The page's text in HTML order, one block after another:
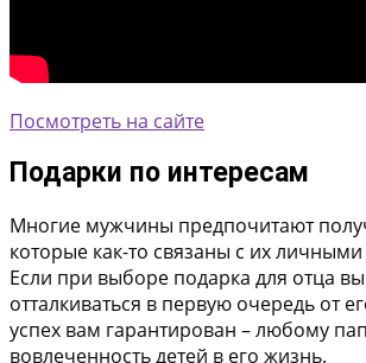
Посмотреть на сайте
Подарки по интересам
Многие мужчины предпочитают
которые как-то связаны с их
Если при выборе подарка для отца
отталкиваться в первую очередь от
успех вам гарантирован – любому
вовлеченность детей в его жизнь.